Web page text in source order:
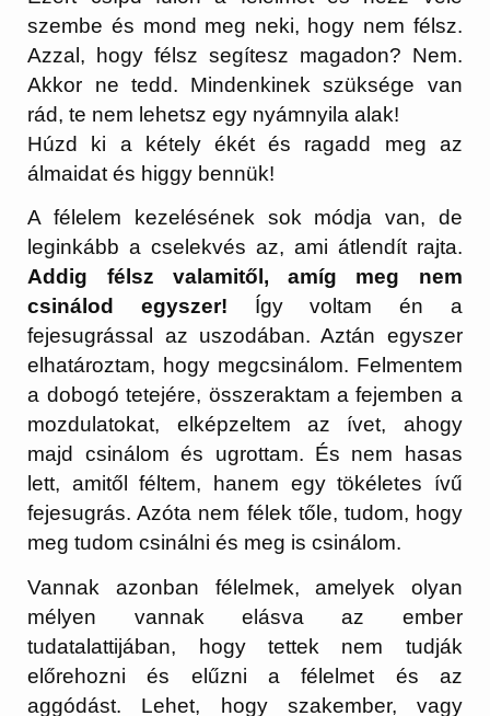
szembe és mond meg neki, hogy nem félsz.
Azzal, hogy félsz segítesz magadon? Nem.
Akkor ne tedd. Mindenkinek szüksége van
rád, te nem lehetsz egy nyámnyila alak!
Húzd ki a kétely ékét és ragadd meg az
álmaidat és higgy bennük!
A félelem kezelésének sok módja van, de
leginkább a cselekvés az, ami átlendít rajta.
Addig félsz valamitől, amíg meg nem
csinálod egyszer! Így voltam én a
fejesugrással az uszodában. Aztán egyszer
elhatároztam, hogy megcsinálom. Felmentem
a dobogó tetejére, összeraktam a fejemben a
mozdulatokat, elképzeltem az ívet, ahogy
majd csinálom és ugrottam. És nem hasas
lett, amitől féltem, hanem egy tökéletes ívű
fejesugrás. Azóta nem félek tőle, tudom, hogy
meg tudom csinálni és meg is csinálom.
Vannak azonban félelmek, amelyek olyan
mélyen vannak elásva az ember
tudatalattijában, hogy tettek nem tudják
előrehozni és elűzni a félelmet és az
aggódást. Lehet, hogy szakember, vagy